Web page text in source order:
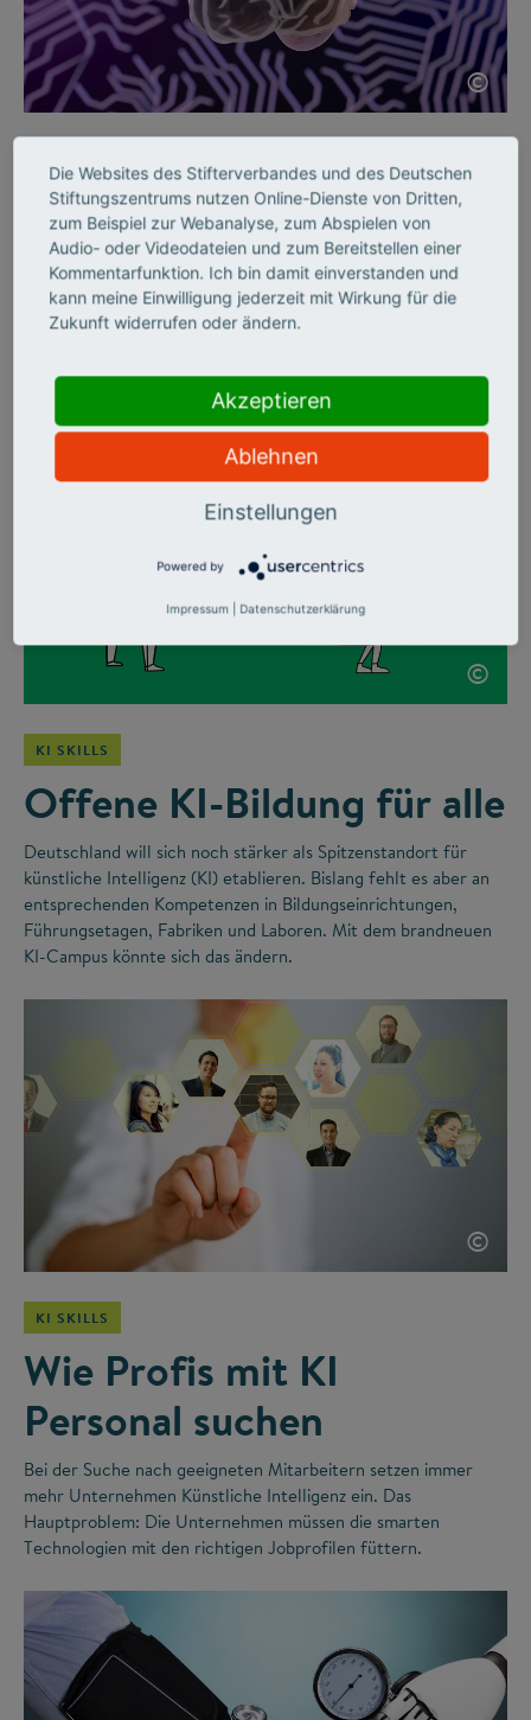
©
Wie KI die Neurologie
verändern wird
Seit 50 Jahren fördert die „Schilling-Stiftung“ herausragende
medizinische Forschung. Zum Jubiläum setzt sie nun auf
der Schlaganfallforscher Ulrich Dirnagl im Interview.
©
KI SKILLS
Offene KI-Bildung für alle
Deutschland will sich noch stärker als Spitzenstandort für
künstliche Intelligenz (KI) etablieren. Bislang fehlt es aber an
entsprechenden Kompetenzen in Bildungseinrichtungen,
Führungsetagen, Fabriken und Laboren. Mit dem brandneuen
KI-Campus könnte sich das ändern.
©
KI SKILLS
Wie Profis mit KI
Personal suchen
Bei der Suche nach geeigneten Mitarbeitern setzen immer
mehr Unternehmen Künstliche Intelligenz ein. Das
Hauptproblem: Die Unternehmen müssen die smarten
Technologien mit den richtigen Jobprofilen füttern.
Die Websites des Stifterverbandes und des Deutschen
Stiftungszentrums nutzen Online-Dienste von Dritten,
zum Beispiel zur Webanalyse, zum Abspielen von
Audio- oder Videodateien und zum Bereitstellen einer
Kommentarfunktion. Ich bin damit einverstanden und
kann meine Einwilligung jederzeit mit Wirkung für die
Zukunft widerrufen oder ändern.
Akzeptieren
Ablehnen
Einstellungen
Powered by
Impressum Datenschutzerklärung